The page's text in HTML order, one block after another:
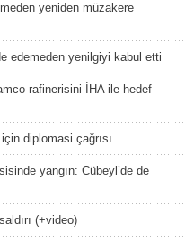
yeniden müzakere
edemeden yenilgiyi kabul etti
rafinerisini İHA ile hedef
diplomasi çağrısı
yangın: Cübeyl’de de
(+video)